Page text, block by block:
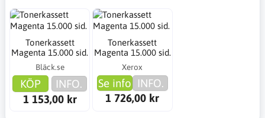
Tonerkassett
Magenta 15.000 sid.
Bläck.se
KÖP
INFO.
1 153,00 kr
Tonerkassett
Magenta 15.000 sid.
Xerox
Se info INFO.
1 726,00 kr